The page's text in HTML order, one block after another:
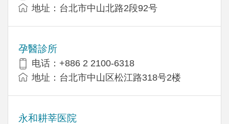
地址：台北市中山北路2段92号
孕醫診所
电话：+886 2 2100-6318
地址：台北市中山区松江路318号2楼
永和耕莘医院